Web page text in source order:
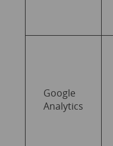
Google
Analytics